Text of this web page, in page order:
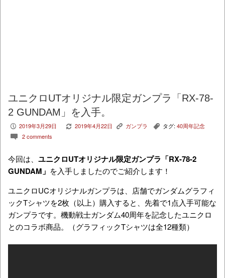
ユニクロUTオリジナル限定ガンプラ「RX-78-
2 GUNDAM」を入手。
P 2019年3月29日 V 2019年4月22日 K ガンプラ , タグ: 40周年記念
c 2 comments
今回は、 ユニクロUTオリジナル限定ガンプラ「RX-78-2
GUNDAM」 を入手しましたのでご紹介します！
ユニクロUCオリジナルガンプラは、店舗でガンダムグラフィ
ックTシャツを2枚（以上）購入すると、先着で1点入手可能な
ガンプラです。機動戦士ガンダム40周年を記念したユニクロ
とのコラボ商品。（グラフィックTシャツは全12種類）